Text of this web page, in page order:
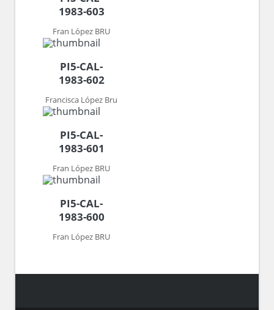
1983-603
Fran López BRU
PI5-CAL-
1983-602
Francisca López Bru
PI5-CAL-
1983-601
Fran López BRU
PI5-CAL-
1983-600
Fran López BRU